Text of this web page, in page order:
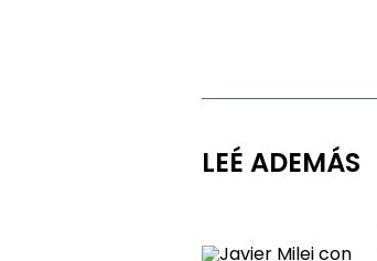
LEÉ ADEMÁS